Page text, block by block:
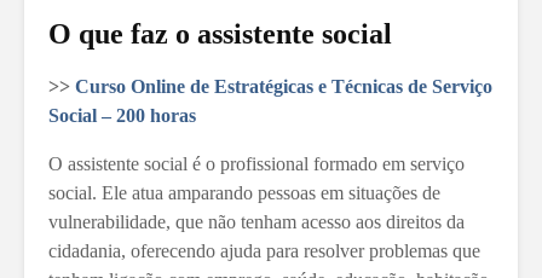
O que faz o assistente social
>> Curso Online de Estratégicas e Técnicas de Serviço
Social – 200 horas
O assistente social é o profissional formado em serviço
social. Ele atua amparando pessoas em situações de
vulnerabilidade, que não tenham acesso aos direitos da
cidadania, oferecendo ajuda para resolver problemas que